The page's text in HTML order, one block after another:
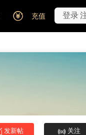
登录
充值
关注
发新帖